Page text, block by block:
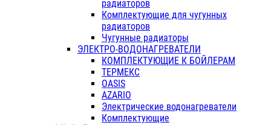
радиаторов
Комплектующие для чугунных
радиаторов
Чугунные радиаторы
ЭЛЕКТРО-ВОДОНАГРЕВАТЕЛИ
КОМПЛЕКТУЮЩИЕ К БОЙЛЕРАМ
ТЕРМЕКС
OASIS
AZARIO
Электрические водонагреватели
Комплектующие